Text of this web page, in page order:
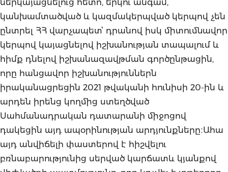
ներկայացնելուց հետո, երկու անգամ,
կանխամտածված և կազմակերպված կերպով չեն
ընտրել ՀՀ վարչապետ՝ դրանով իսկ միտումնավոր
կերպով կայացնելով իշխանության տապալում և
հիմք դնելով իշխանազավթման գործընթացին,
որը հանցավոր իշխանություններն
իրականացրեցին 2021 թվականի հունիսի 20-ին և
արդեն իրենց կողմից ստեղծված
Սահմանադրական դատարանի միջոցով
դակեցին այդ ապօրինության արդյունքները։Ահա
այդ անվիճելի փաստերով է հիշվելու
բռնաբարությունից սերված կարճատև կյանքով